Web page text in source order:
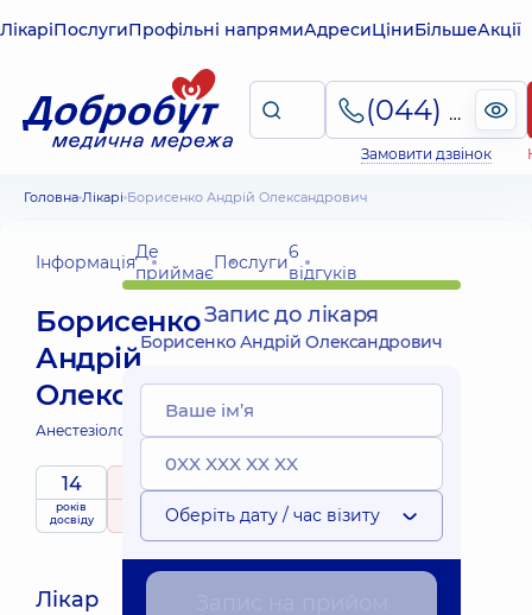
ЛікаріПослугиПрофільні напрямиАдресиЦіниБільшеАкції
(044) 495-2-888
Замовити дзвінок
Головна Лікарі Борисенко Андрій Олександрович
ІнформаціяДе
приймаєПослуги6
відгуків
Борисенко
Андрій
Олександрович
Анестезіолог;
14
років
досвіду
5 / 5
рейтингна підставі
6 відгуків
Лікар
Запис до лікаря
Борисенко Андрій Олександрович
Оберіть дату / час візиту